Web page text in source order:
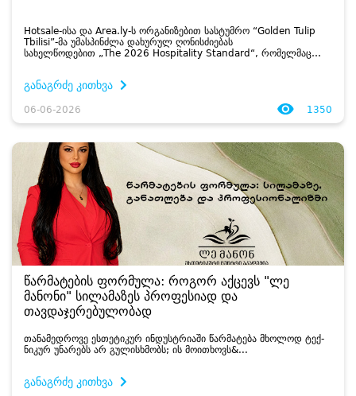
Hotsale-ისა და Area.ly-ს ორგანიზებით სასტუმრო “Golden Tulip
Tbilisi”-მა უმასპინძლა დახურულ ღონისძიებას
სახელწოდებით „The 2026 Hospitality Standard“, რომელმაც
განაგრძე კითხვა
06-06-2026 1350
წარმატების ფორმულა: როგორ აქცევს "ლე
მანონი" სილამაზეს პროფესიად და
თავდაჯერებულობად
თა­ნა­მედ­რო­ვე ეს­თე­ტი­კურ ინ­დუსტრი­ა­ში წარ­მა­ტე­ბა მხო­ლოდ ტექ­
ნი­კურ უნა­რებს არ გუ­ლის­ხმობს; ის მო­ი­თხოვს&...
განაგრძე კითხვა